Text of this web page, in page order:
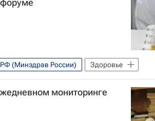
(Минздрав России)
Здоровье
академия наук
Николай Потекаев
мониторинге